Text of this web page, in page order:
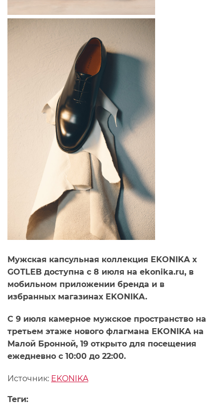
Мужская капсульная коллекция EKONIKA x
GOTLEB доступна с 8 июля на ekonika.ru, в
мобильном приложении бренда и в
избранных магазинах EKONIKA.
С 9 июля камерное мужское пространство на
третьем этаже нового флагмана EKONIKA на
Малой Бронной, 19 открыто для посещения
ежедневно с 10:00 до 22:00.
Источник: EKONIKA
Теги: